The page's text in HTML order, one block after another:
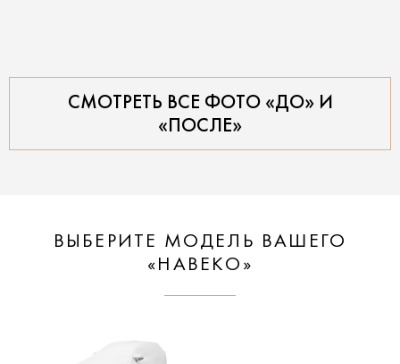
СМОТРЕТЬ ВСЕ ФОТО «ДО» И
«ПОСЛЕ»
ВЫБЕРИТЕ МОДЕЛЬ ВАШЕГО
«НАВЕКО»